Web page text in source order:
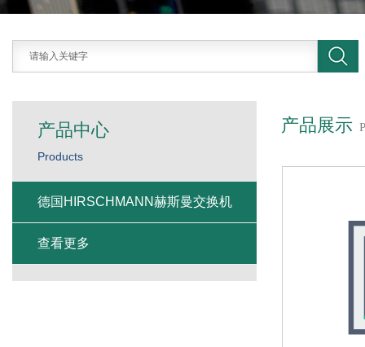
产品展示
产品中心
Products
德国HIRSCHMANN赫斯曼交换机
查看更多